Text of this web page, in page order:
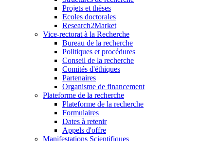
Projets et thèses
Ecoles doctorales
Research2Market
Vice-rectorat à la Recherche
Bureau de la recherche
Politiques et procédures
Conseil de la recherche
Comités d'éthiques
Partenaires
Organisme de financement
Plateforme de la recherche
Plateforme de la recherche
Formulaires
Dates à retenir
Appels d'offre
Manifestations Scientifiques